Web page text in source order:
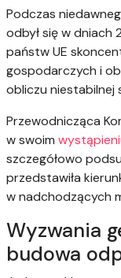
Podczas
odbył się w
państw UE
gospodarczych i
obliczu niestabilnej
Przewodnicząca
w swoim
szczegółowo
przedstawiła
w nadchodzących
Wyzwania
budowa